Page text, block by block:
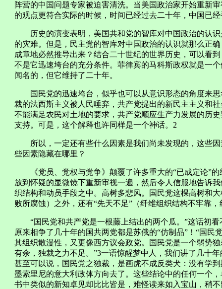
阵营的中国问题专家被迫害清洗。当美国政治家开始重新
的观点更符合实际的时候，时间已经过去二十年，中国已
历史的演变表明，美国共和党的智库对中国政治的认识
的灾难。但是，民主党的智库对中国政治的认识就那么正
成章地必然推导出来？结合二十世纪的世界历史，可以看
不是它迅速垮台的充分条件。菲律宾的马科斯政权就是一
闻名的，但它维持了二十年。
国民党的迅速垮台，似乎也可以从意识形态的角度来思
裁的法西斯主义被人民唾弃，共产党提出的新民主主义和
不能满足农民对土地的要求，共产党顺应生产力发展的历
支持。可是，这个解释也许同样是一个神话。2
所以，一定还有些什么因素是我们尚未发现的，这些因
些因素隐藏在哪里？
《党员、党权与党争》颠覆了许多重大的“已成定论”的
放到怀疑的显微镜下重新审视一遍，然后令人信服地告诉
织结构和动员手段之中。高树多悲风。国民党这棵高树和
败所腐蚀）之外，还有“先天不足”（纤维组织结构不牢靠
“国民党和共产党是一根藤上结出的两个瓜。”这话初
原来相争了几十年的国共两党都是苏俄的“仿制品”！“国
其组织散漫性，又更像西方议会政党。国民党是一个弱势
有余，独裁之力不足。”3一语惊醒梦中人，我们讲了几十
甚至可以说，国民党之独裁，是画虎不成反类犬：没有学
墨索里尼的意大利政体方向去了。这些结论中的任何一个
书中类似的新知卓见却比比皆是，难怪读来如入宝山，